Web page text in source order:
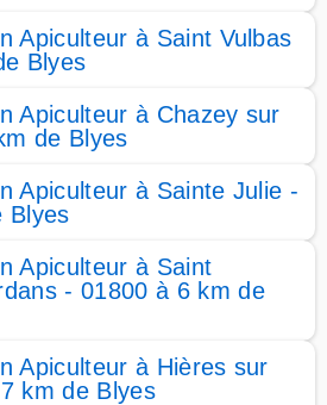
Apiculteur à Saint Vulbas
Blyes
Apiculteur à Chazey sur
de Blyes
Apiculteur à Sainte Julie -
Blyes
Apiculteur à Saint
- 01800 à 6 km de
Apiculteur à Hières sur
km de Blyes